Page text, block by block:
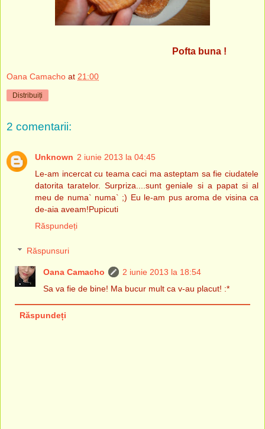
Pofta buna !
Oana Camacho at 21:00
Distribuiți
2 comentarii:
Unknown 2 iunie 2013 la 04:45
Le-am incercat cu teama caci ma asteptam sa fie ciudatele
datorita taratelor. Surpriza....sunt geniale si a papat si al
meu de numa` numa` ;) Eu le-am pus aroma de visina ca
de-aia aveam!Pupicuti
Răspundeți
Răspunsuri
Oana Camacho
2 iunie 2013 la 18:54
Sa va fie de bine! Ma bucur mult ca v-au placut! :*
Răspundeți